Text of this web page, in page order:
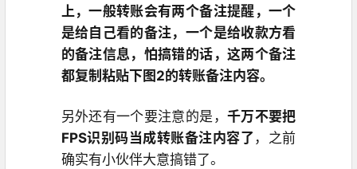
上，一般转账会有两个备注提醒，一个
是给自己看的备注，一个是给收款方看
的备注信息，怕搞错的话，这两个备注
都复制粘贴下图2的转账备注内容。
另外还有一个要注意的是， 千万不要把
FPS识别码当成转账备注内容了 ，之前
确实有小伙伴大意搞错了。